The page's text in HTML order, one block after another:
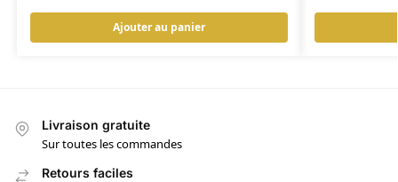
Ajouter au panier
Livraison gratuite
Sur toutes les commandes
Retours faciles